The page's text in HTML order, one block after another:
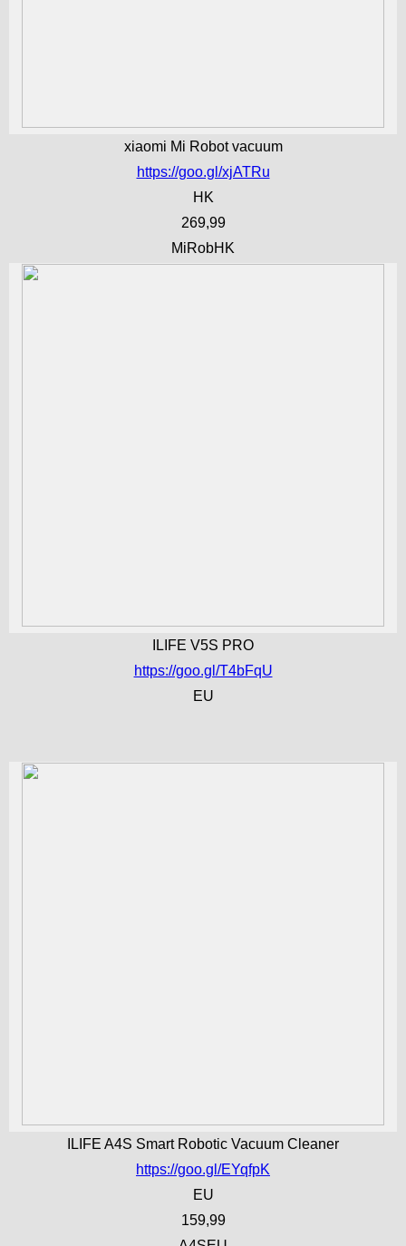
xiaomi Mi Robot vacuum
https://goo.gl/xjATRu
HK
269,99
MiRobHK
ILIFE V5S PRO
https://goo.gl/T4bFqU
EU
ILIFE A4S Smart Robotic Vacuum Cleaner
https://goo.gl/EYqfpK
EU
159,99